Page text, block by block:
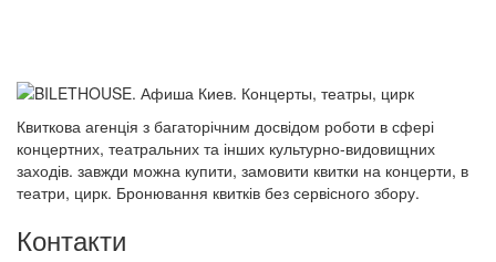
Квиткова агенція з багаторічним досвідом роботи в сфері
концертних, театральних та інших культурно-видовищних
заходів. завжди можна купити, замовити квитки на концерти, в
театри, цирк. Бронювання квитків без сервісного збору.
Контакти